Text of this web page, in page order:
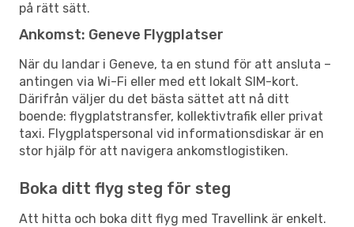
på rätt sätt.
Ankomst: Geneve Flygplatser
När du landar i Geneve, ta en stund för att ansluta –
antingen via Wi-Fi eller med ett lokalt SIM-kort.
Därifrån väljer du det bästa sättet att nå ditt
boende: flygplatstransfer, kollektivtrafik eller privat
taxi. Flygplatspersonal vid informationsdiskar är en
stor hjälp för att navigera ankomstlogistiken.
Boka ditt flyg steg för steg
Att hitta och boka ditt flyg med Travellink är enkelt.